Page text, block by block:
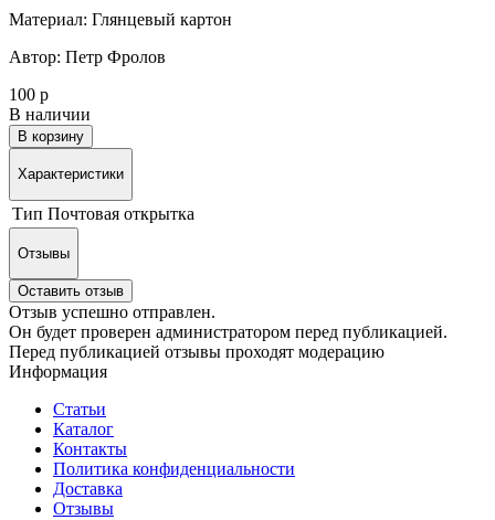
Материал: Глянцевый картон
Автор: Петр Фролов
100 р
В наличии
В корзину
Характеристики
Тип Почтовая открытка
Отзывы
Оставить отзыв
Отзыв успешно отправлен.
Он будет проверен администратором перед публикацией.
Перед публикацией отзывы проходят модерацию
Информация
Статьи
Каталог
Контакты
Политика конфиденциальности
Доставка
Отзывы